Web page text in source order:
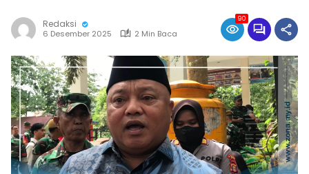
Redaksi
6 Desember 2025 2 Min Baca
90